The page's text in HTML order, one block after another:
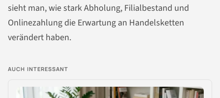
sieht man, wie stark Abholung, Filialbestand und
Onlinezahlung die Erwartung an Handelsketten
verändert haben.
AUCH INTERESSANT